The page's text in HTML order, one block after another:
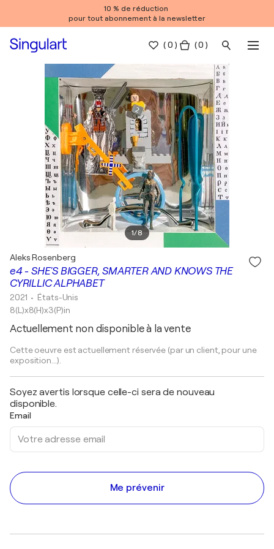
10 % de réduction
pour tout abonnement à la newsletter
(0 ) ( 0 )
1/8
e4 - SHE'S BIGGER, SMARTER AND KNOWS THE
CYRILLIC ALPHABET
Aleks Rosenberg
2021 • États-Unis
8(L)x8(H)x3(P)in
Actuellement non disponible à la vente
Cette oeuvre est actuellement réservée (par un client, pour une
exposition...).
Soyez avertis lorsque celle-ci sera de nouveau
disponible.
Email
Me prévenir